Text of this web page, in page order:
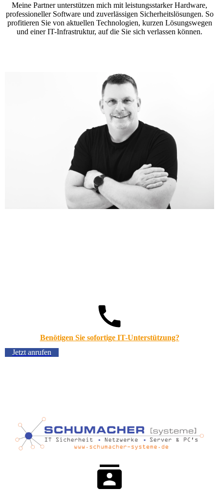
Meine Partner unterstützen mich mit leistungsstarker Hardware,
professioneller Software und zuverlässigen Sicherheitslösungen. So
profitieren Sie von aktuellen Technologien, kurzen Lösungswegen
und einer IT-Infrastruktur, auf die Sie sich verlassen können.
Benötigen Sie sofortige IT-Unterstützung?
Jetzt anrufen